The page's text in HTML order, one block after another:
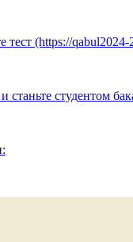
(https://
студентом